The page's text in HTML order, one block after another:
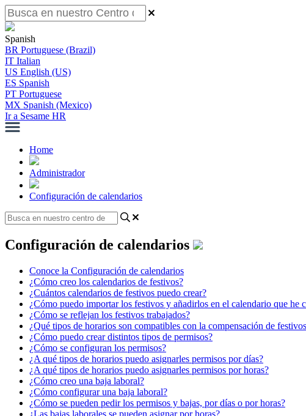
Spanish
BR Portuguese (Brazil)
IT Italian
US English (US)
ES Spanish
PT Portuguese
MX Spanish (Mexico)
Ir a Sesame HR
Home
Administrador
Configuración de calendarios
Configuración de calendarios
Conoce la Configuración de calendarios
¿Cómo creo los calendarios de festivos?
¿Cuántos calendarios de festivos puedo crear?
¿Cómo puedo importar los festivos y añadirlos en el calendario que he
¿Cómo se reflejan los festivos trabajados?
¿Qué tipos de horarios son compatibles con la compensación de
¿Cómo puedo crear distintos tipos de permisos?
¿Cómo se configuran los permisos?
¿A qué tipos de horarios puedo asignarles permisos por días?
¿A qué tipos de horarios puedo asignarles permisos por horas?
¿Cómo creo una baja laboral?
¿Cómo configurar una baja laboral?
¿Cómo se pueden pedir los permisos y bajas, por días o por horas?
¿Las bajas laborales se pueden asignar por horas?